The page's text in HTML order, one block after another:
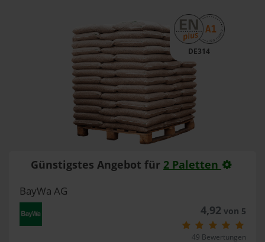
DE314
Günstigstes Angebot für 2 Paletten
BayWa AG
4,92von 5
49 Bewertungen